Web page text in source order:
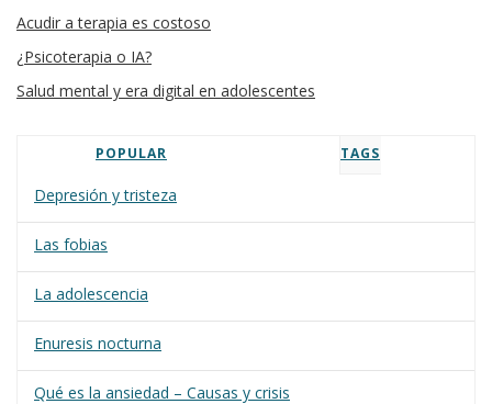
Acudir a terapia es costoso
¿Psicoterapia o IA?
Salud mental y era digital en adolescentes
POPULAR TAGS
Depresión y tristeza
Las fobias
La adolescencia
Enuresis nocturna
Qué es la ansiedad – Causas y crisis